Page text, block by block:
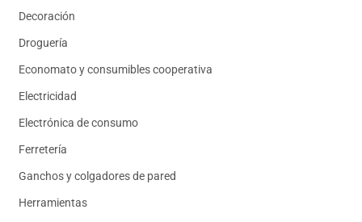
Decoración
Droguería
Economato y consumibles cooperativa
Electricidad
Electrónica de consumo
Ferretería
Ganchos y colgadores de pared
Herramientas